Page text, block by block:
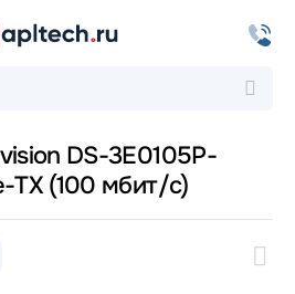
DS-3E0105P-
TX (100 мбит/с)